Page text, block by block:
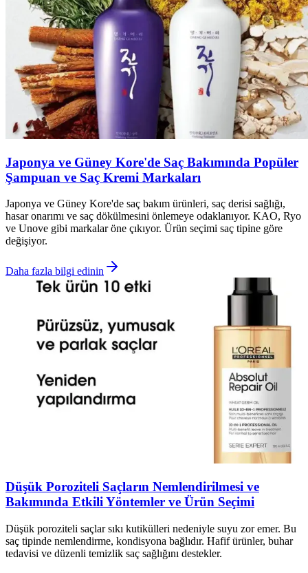
Japonya ve Güney Kore'de Saç Bakımında Popüler
Şampuan ve Saç Kremi Markaları
Japonya ve Güney Kore'de saç bakım ürünleri, saç derisi sağlığı,
hasar onarımı ve saç dökülmesini önlemeye odaklanıyor. KAO, Ryo
ve Unove gibi markalar öne çıkıyor. Ürün seçimi saç tipine göre
değişiyor.
Daha fazla bilgi edinin
Düşük Poroziteli Saçların Nemlendirilmesi ve
Bakımında Etkili Yöntemler ve Ürün Seçimi
Düşük poroziteli saçlar sıkı kutikülleri nedeniyle suyu zor emer. Bu
saç tipinde nemlendirme, kondisyona bağlıdır. Hafif ürünler, buhar
tedavisi ve düzenli temizlik saç sağlığını destekler.